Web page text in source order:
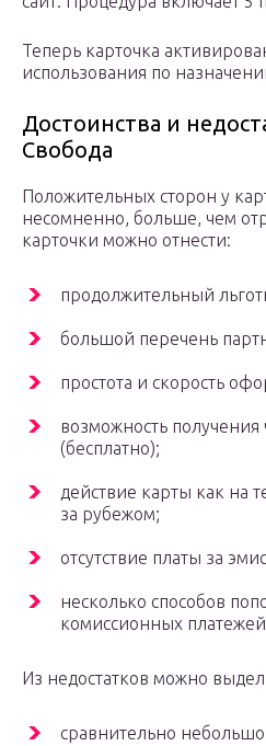
Теперь карточка
использования по
Достоинства и
Свобода
Положительных сторон у
несомненно, больше, чем
карточки можно отнести:
продолжительный
большой перечень
простота и скорость
возможность получения
(бесплатно);
действие карты как на
за рубежом;
отсутствие платы за
несколько способов
комиссионных
Из недостатков можно
сравнительно